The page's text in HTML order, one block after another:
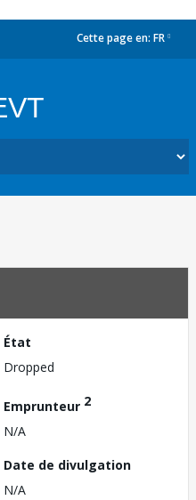
Cette page en: FR
État
Dropped
Emprunteur 2
N/A
Date de divulgation
N/A